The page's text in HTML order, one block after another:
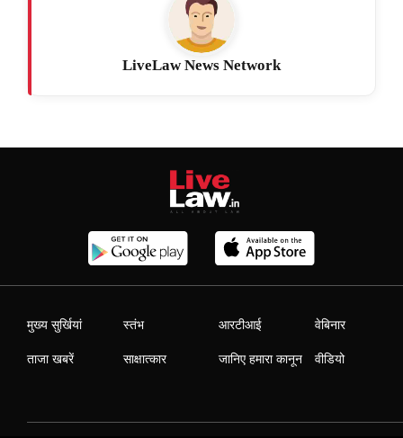
LiveLaw News Network
मुख्य सुर्खियां
ताजा खबरें
स्तंभ
साक्षात्कार
आरटीआई
जानिए हमारा कानून
वेबिनार
वीडियो